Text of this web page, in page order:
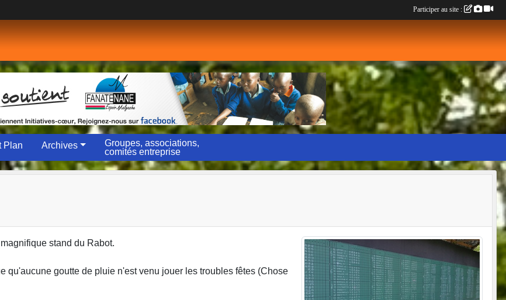
Plan Archives
Groupes, associations,
comités entreprise
stand du Rabot.
qu'aucune goutte de pluie n'est venu jouer les troubles fêtes (Chose
Participer au site :